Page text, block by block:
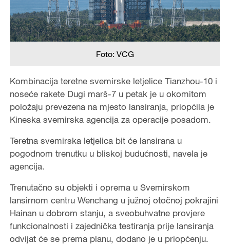
Foto: VCG
Kombinacija teretne svemirske letjelice Tianzhou-10 i
noseće rakete Dugi marš-7 u petak je u okomitom
položaju prevezena na mjesto lansiranja, priopćila je
Kineska svemirska agencija za operacije posadom.
Teretna svemirska letjelica bit će lansirana u
pogodnom trenutku u bliskoj budućnosti, navela je
agencija.
Trenutačno su objekti i oprema u Svemirskom
lansirnom centru Wenchang u južnoj otočnoj pokrajini
Hainan u dobrom stanju, a sveobuhvatne provjere
funkcionalnosti i zajednička testiranja prije lansiranja
odvijat će se prema planu, dodano je u priopćenju.